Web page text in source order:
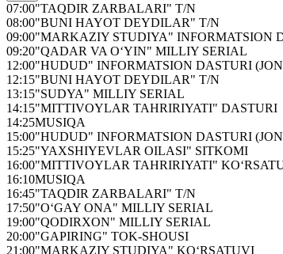
07:00"TAQDIR ZARBALARI" T/N
08:00"BUNI HAYOT DEYDILAR" T/N
09:00"MARKAZIY STUDIYA" INFORMATSION
09:20"QADAR VA O‘YIN" MILLIY SERIAL
12:00"HUDUD" INFORMATSION DASTURI
12:15"BUNI HAYOT DEYDILAR" T/N
13:15"SUDYA" MILLIY SERIAL
14:15"MITTIVOYLAR TAHRIRIYATI" DASTURI
14:25MUSIQA
15:00"HUDUD" INFORMATSION DASTURI
15:25"YAXSHIYEVLAR OILASI" SITKOMI
16:00"MITTIVOYLAR TAHRIRIYATI"
16:10MUSIQA
16:45"TAQDIR ZARBALARI" T/N
17:50"O‘GAY ONA" MILLIY SERIAL
19:00"QODIRXON" MILLIY SERIAL
20:00"GAPIRING" TOK-SHOUSI
21:00"MARKAZIY STUDIYA" KO‘RSATUVI